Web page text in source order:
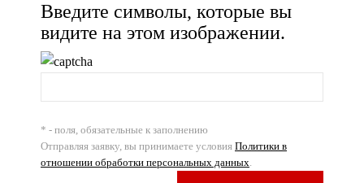
Введите символы, которые вы
видите на этом изображении.
* - поля, обязательные к заполнению
Отправляя заявку, вы принимаете условия Политики в
отношении обработки персональных данных.